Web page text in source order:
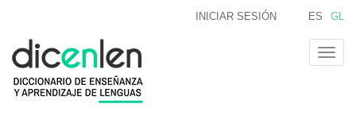
contido
principal
ES GL
INICIAR SESIÓN